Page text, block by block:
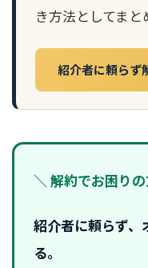
き方法としてまと
紹介者に頼ら
＼ 解約でお困り
紹介者に頼らず、
る。